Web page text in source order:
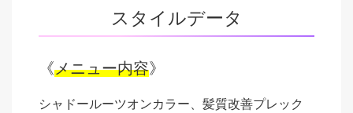
スタイルデータ
《メニュー内容》
シャドールーツオンカラー、髪質改善プレック